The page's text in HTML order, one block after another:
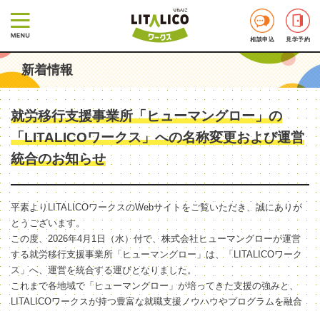
相談申込 見学予約
新着情報
就労移行支援事業所「ヒューマングロー」の
「LITALICOワークス」への名称変更および運営
統合のお知らせ
平素よりLITALICOワークスのWebサイトをご覧いただき、誠にありが
とうございます。
この度、2026年4月1日（水）付で、株式会社ヒューマングローが運営
する就労移行支援事業所「ヒューマングロー」は、「LITALICOワーク
ス」へ、運営を統合する運びとなりました。
これまで各地域で「ヒューマングロー」が培ってきた支援の強みと、
LITALICOワークスが持つ豊富な就職支援ノウハウやプログラムを融合